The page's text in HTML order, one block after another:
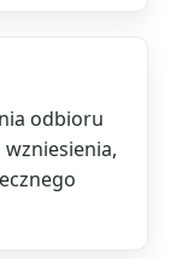
odbioru